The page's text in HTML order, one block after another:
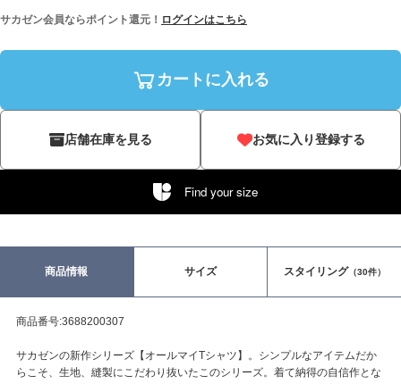
サカゼン会員ならポイント還元！ ログインはこちら
カートに入れる
店舗在庫を見る お気に入り登録する
Find your size
商品情報 サイズ スタイリング（30件）
商品番号:3688200307
サカゼンの新作シリーズ【オールマイTシャツ】。シンプルなアイテムだか
らこそ、生地、縫製にこだわり抜いたこのシリーズ。着て納得の自信作とな